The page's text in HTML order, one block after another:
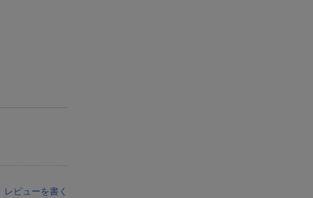
レビューを書く